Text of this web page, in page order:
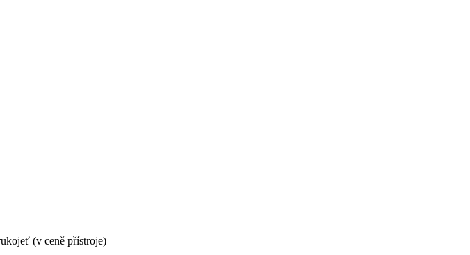
(v ceně přístroje)